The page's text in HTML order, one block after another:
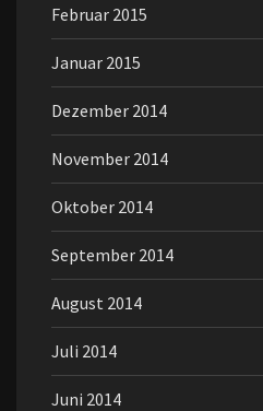
Februar 2015
Januar 2015
Dezember 2014
November 2014
Oktober 2014
September 2014
August 2014
Juli 2014
Juni 2014